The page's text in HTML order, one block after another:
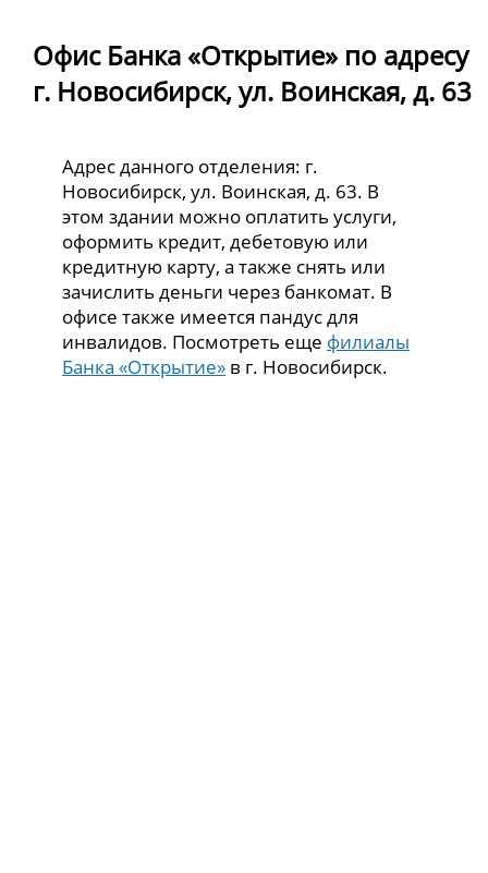
Офис Банка «Открытие» по адресу
г. Новосибирск, ул. Воинская, д. 63
Адрес данного отделения: г.
Новосибирск, ул. Воинская, д. 63. В
этом здании можно оплатить услуги,
оформить кредит, дебетовую или
кредитную карту, а также снять или
зачислить деньги через банкомат. В
офисе также имеется пандус для
инвалидов. Посмотреть еще филиалы
Банка «Открытие» в г. Новосибирск.